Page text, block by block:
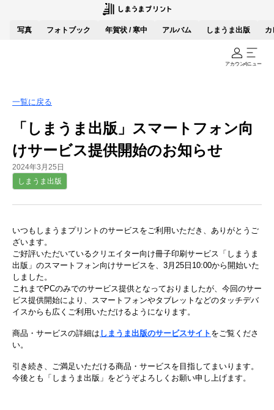
写真 フォトブック 年賀状 / 寒中 アルバム しまうま出版 カ
アカウントメニュー
一覧に戻る
「しまうま出版」スマートフォン向
けサービス提供開始のお知らせ
2024年3月25日
しまうま出版
いつもしまうまプリントのサービスをご利用いただき、ありがとうご
ざいます。
ご好評いただいているクリエイター向け冊子印刷サービス「しまうま
出版」のスマートフォン向けサービスを、3月25日10:00から開始いた
しました。
これまでPCのみでのサービス提供となっておりましたが、今回のサー
ビス提供開始により、スマートフォンやタブレットなどのタッチデバ
イスからも広くご利用いただけるようになります。
商品・サービスの詳細は しまうま出版のサービスサイト をご覧くださ
い。
引き続き、ご満足いただける商品・サービスを目指してまいります。
今後とも「しまうま出版」をどうぞよろしくお願い申し上げます。